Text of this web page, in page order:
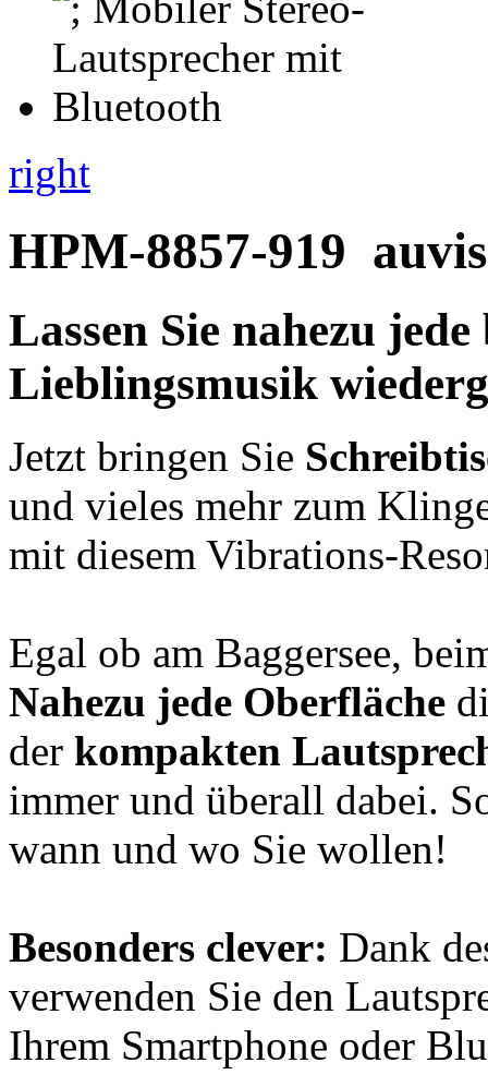
right
HPM-8857-919
Lassen Sie nahezu
Lieblingsmusik
Jetzt bringen Sie
und vieles mehr zum
mit diesem Vibrations-
Egal ob am Baggersee,
Nahezu jede Oberfläche
der kompakten
immer und überall dabei.
wann und wo Sie wollen!
Besonders clever: Dank
verwenden Sie den
Ihrem Smartphone oder